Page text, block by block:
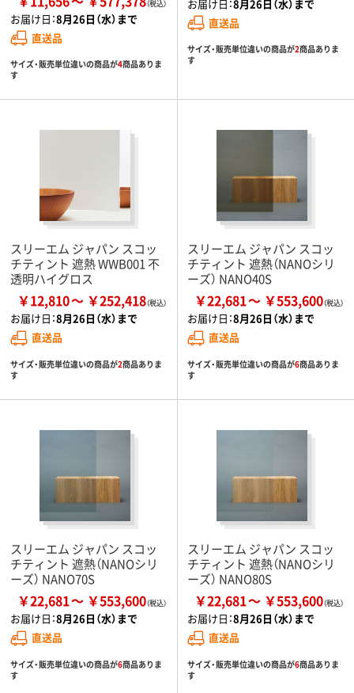
お届け日：8月26日（水）まで
直送品
サイズ・販売単位違いの商品が4商品ありま
す
お届け日：8月26日（水）まで
直送品
サイズ・販売単位違いの商品が2商品ありま
す
スリーエム ジャパン スコッ
チティント 遮熱 WWB001 不
透明ハイグロス
￥12,810 ￥252,418
お届け日：8月26日（水）まで
直送品
サイズ・販売単位違いの商品が2商品ありま
す
スリーエム ジャパン スコッ
チティント 遮熱（NANOシリ
ーズ） NANO40S
￥22,681 ￥553,600
お届け日：8月26日（水）まで
直送品
サイズ・販売単位違いの商品が6商品ありま
す
スリーエム ジャパン スコッ
チティント 遮熱（NANOシリ
ーズ） NANO70S
￥22,681 ￥553,600
お届け日：8月26日（水）まで
直送品
サイズ・販売単位違いの商品が6商品ありま
す
スリーエム ジャパン スコッ
チティント 遮熱（NANOシリ
ーズ） NANO80S
￥22,681 ￥553,600
お届け日：8月26日（水）まで
直送品
サイズ・販売単位違いの商品が6商品ありま
す